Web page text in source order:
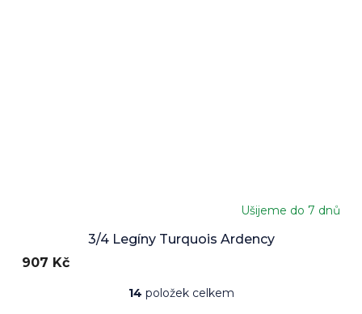
3/4 Legíny Turquois Ardency
Ušijeme do 7 dnů
907 Kč
O
14 položek celkem